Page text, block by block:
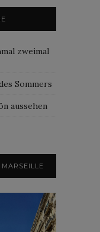
zweimal
Sommers
aussehen